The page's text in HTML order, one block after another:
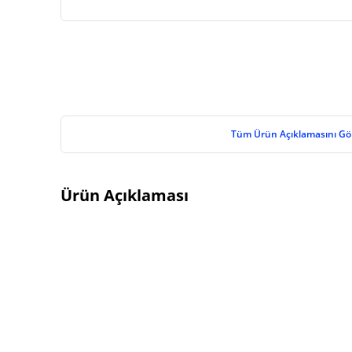
Tüm Ürün Açıklamasını
Ürün Açıklaması